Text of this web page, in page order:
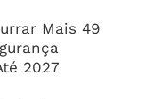
Mais 49
2027